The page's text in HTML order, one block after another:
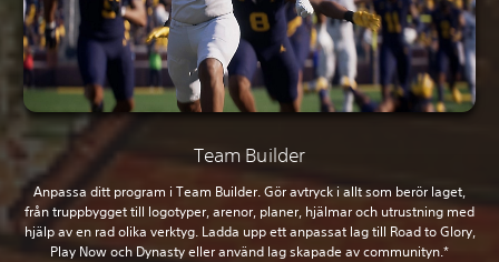
Team Builder
Anpassa ditt program i Team Builder. Gör avtryck i allt som berör laget,
från truppbygget till logotyper, arenor, planer, hjälmar och utrustning med
hjälp av en rad olika verktyg. Ladda upp ett anpassat lag till Road to Glory,
Play Now och Dynasty eller använd lag skapade av communityn.*